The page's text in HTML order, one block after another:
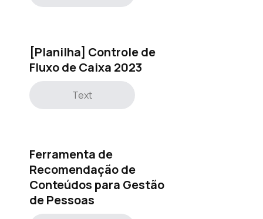
[Planilha] Controle de
Fluxo de Caixa 2023
Text
Ferramenta de
Recomendação de
Conteúdos para Gestão
de Pessoas